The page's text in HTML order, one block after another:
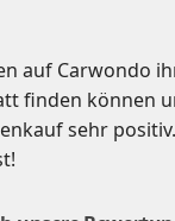
auf Carwondo
finden können
sehr